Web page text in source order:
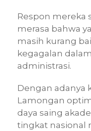
Respon mereka
merasa bahwa
masih kurang
kegagalan
administrasi.
Dengan adanya
Lamongan
daya saing
tingkat nasional